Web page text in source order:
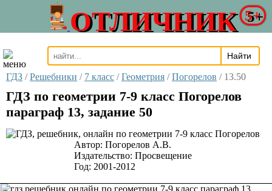
ОТЛИЧНИК 5+
ГДЗ / Решебники / 7 класс / Геометрия / Погорелов / 13.50
ГДЗ по геометрии 7-9 класс Погорелов
параграф 13, задание 50
Автор: Погорелов А.В.
Издательство: Просвещение
Год: 2001-2012